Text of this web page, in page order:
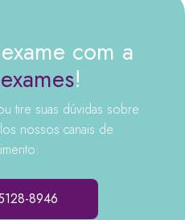
com a
!
tire suas dúvidas sobre
nossos canais de
8946